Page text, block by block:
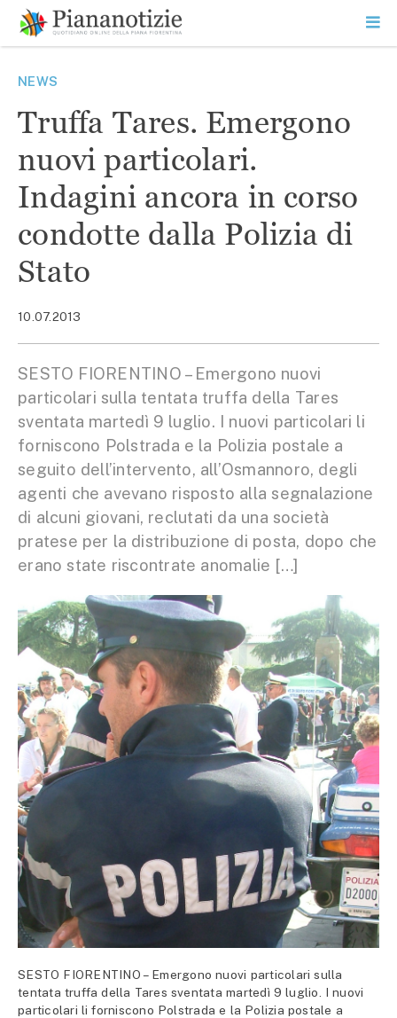
contenuto
SEARCH
NEWS
Truffa Tares. Emergono
nuovi particolari.
Indagini ancora in corso
condotte dalla Polizia di
Stato
10.07.2013
SESTO FIORENTINO – Emergono nuovi
particolari sulla tentata truffa della Tares
sventata martedì 9 luglio. I nuovi particolari li
forniscono Polstrada e la Polizia postale a
seguito dell’intervento, all’Osmannoro, degli
agenti che avevano risposto alla segnalazione
di alcuni giovani, reclutati da una società
pratese per la distribuzione di posta, dopo che
erano state riscontrate anomalie […]
SESTO FIORENTINO – Emergono nuovi particolari sulla
tentata truffa della Tares sventata martedì 9 luglio. I nuovi
particolari li forniscono Polstrada e la Polizia postale a